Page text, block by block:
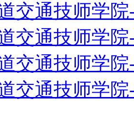
交通技师学
交通技师学
交通技师学
交通技师学